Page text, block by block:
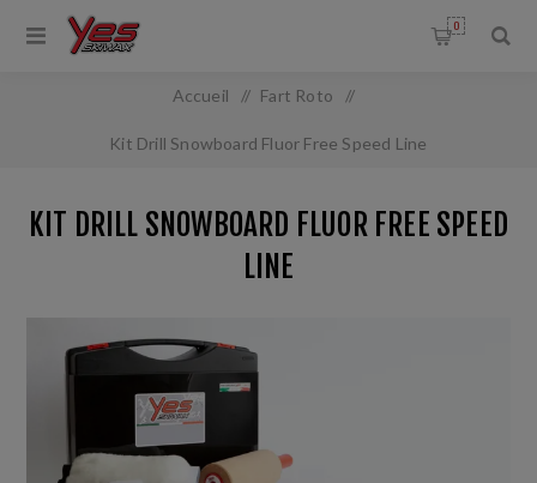
0
Accueil / Fart Roto /
Kit Drill Snowboard Fluor Free Speed Line
KIT DRILL SNOWBOARD FLUOR FREE SPEED
LINE